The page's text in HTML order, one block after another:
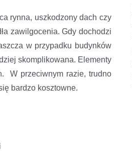
rynna, uszkodzony dach czy
zawilgocenia. Gdy dochodzi
w przypadku budynków
skomplikowana. Elementy
W przeciwnym razie, trudno
bardzo kosztowne.